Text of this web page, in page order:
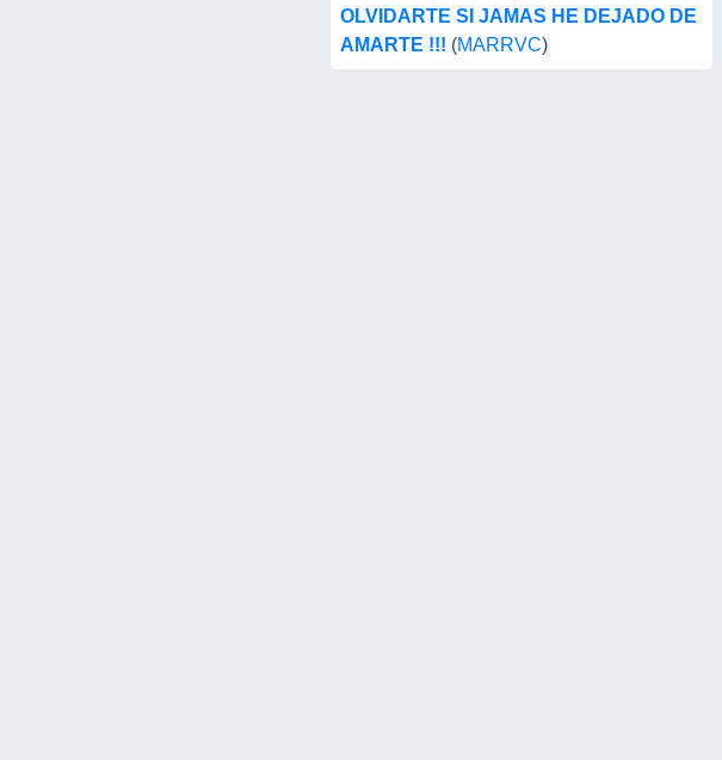
OLVIDARTE SI JAMAS HE DEJADO DE
AMARTE !!! (MARRVC)